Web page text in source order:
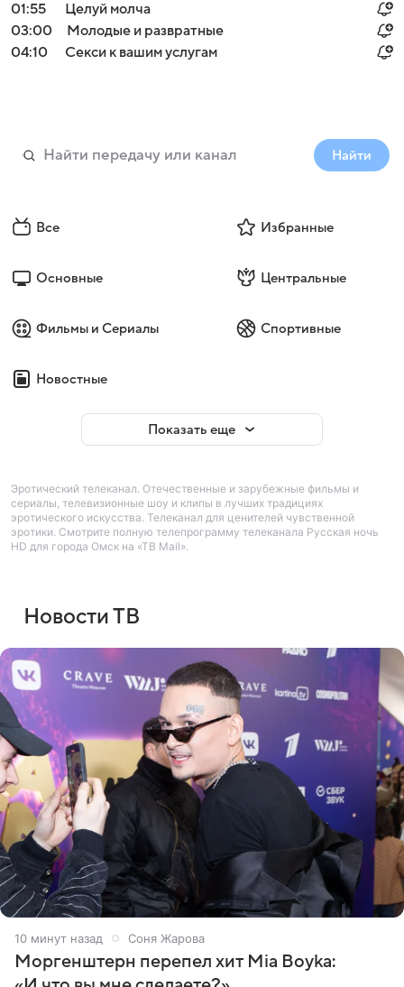
01:55
Целуй молча
03:00
Молодые и развратные
04:10
Секси к вашим услугам
Найти
Все Избранные
Основные Центральные
Фильмы и Сериалы Спортивные
Новостные
Показать еще
Эротический телеканал. Отечественные и зарубежные фильмы и
сериалы, телевизионные шоу и клипы в лучших традициях
эротического искусства. Телеканал для ценителей чувственной
эротики. Смотрите полную телепрограмму телеканала Русская ночь
HD для города Омск на «ТВ Mail».
Новости ТВ
10 минут назад Соня Жарова
Моргенштерн перепел хит Mia Boyka: